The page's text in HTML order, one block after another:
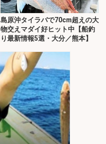
島原沖タイラバで70cm超えの大
物交えマダイ好ヒット中【船釣
り最新情報5選・大分／熊本】